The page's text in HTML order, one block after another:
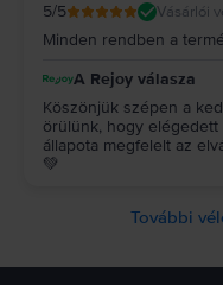
5/5 Vásárlói
Minden rendben a
A Rejoy válasza
Köszönjük szépen a
örülünk, hogy
állapota megfelelt az
💚
További